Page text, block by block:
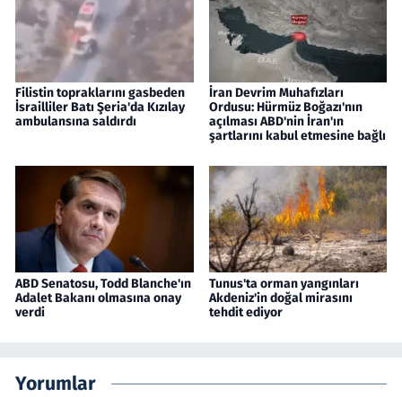
Filistin topraklarını gasbeden
İsrailliler Batı Şeria'da Kızılay
ambulansına saldırdı
İran Devrim Muhafızları
Ordusu: Hürmüz Boğazı'nın
açılması ABD'nin İran'ın
şartlarını kabul etmesine bağlı
ABD Senatosu, Todd Blanche'ın
Adalet Bakanı olmasına onay
verdi
Tunus'ta orman yangınları
Akdeniz'in doğal mirasını
tehdit ediyor
Yorumlar